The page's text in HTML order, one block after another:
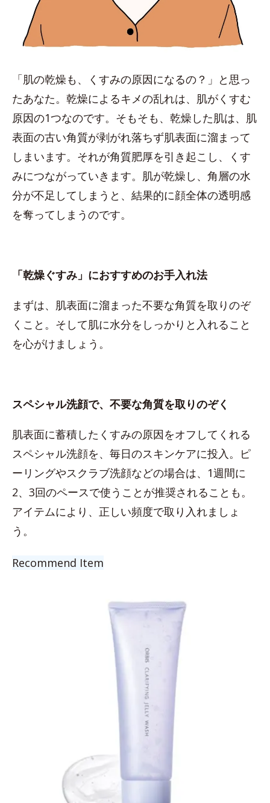
「肌の乾燥も、くすみの原因になるの？」と思っ
たあなた。乾燥によるキメの乱れは、肌がくすむ
原因の1つなのです。そもそも、乾燥した肌は、肌
表面の古い角質が剥がれ落ちず肌表面に溜まって
しまいます。それが角質肥厚を引き起こし、くす
みにつながっていきます。肌が乾燥し、角層の水
分が不足してしまうと、結果的に顔全体の透明感
を奪ってしまうのです。
「乾燥ぐすみ」におすすめのお手入れ法
まずは、肌表面に溜まった不要な角質を取りのぞ
くこと。そして肌に水分をしっかりと入れること
を心がけましょう。
スペシャル洗顔で、不要な角質を取りのぞく
肌表面に蓄積したくすみの原因をオフしてくれる
スペシャル洗顔を、毎日のスキンケアに投入。ピ
ーリングやスクラブ洗顔などの場合は、1週間に
2、3回のペースで使うことが推奨されることも。
アイテムにより、正しい頻度で取り入れましょ
う。
Recommend Item